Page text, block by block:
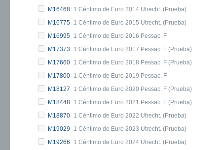
M16468 1 Céntimo de Euro 2014 Utrecht. (Prueba)
M16775 1 Céntimo de Euro 2015 Utrecht. (Prueba)
M16995 1 Céntimo de Euro 2016 Pessac. F
M17373
1 Céntimo de Euro 2017 Pessac. F (Prueba)
M17660 1 Céntimo de Euro 2018 Pessac. F (Prueba)
M17800 1 Céntimo de Euro 2019 Pessac. F
M18127
1 Céntimo de Euro 2020 Pessac. F (Prueba)
M18448 1 Céntimo de Euro 2021 Pessac. F (Prueba)
M18870 1 Céntimo de Euro 2022 Utrecht. (Prueba)
M19029
1 Céntimo de Euro 2023 Utrecht. (Prueba)
M19266
1 Céntimo de Euro 2024 Utrecht. (Prueba)